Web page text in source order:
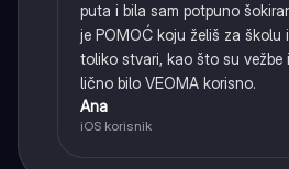
puta i bila sam potpuno
je POMOĆ koju želiš za školu
toliko stvari, kao što su vežbe
lično bilo VEOMA korisno.
Ana
iOS korisnik